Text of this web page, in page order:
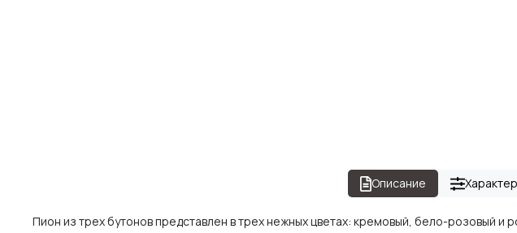
Описание
Пион из трех бутонов представлен в трех нежных цветах: кремовый, бело-розовый и